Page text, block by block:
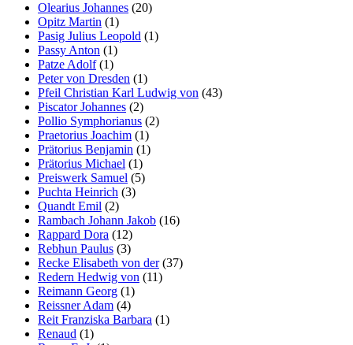
Olearius Johannes (20)
Opitz Martin (1)
Pasig Julius Leopold (1)
Passy Anton (1)
Patze Adolf(1)
Peter von Dresden (1)
Pfeil Christian Karl Ludwig von (43)
Piscator Johannes (2)
Pollio Symphorianus (2)
Praetorius Joachim (1)
Prätorius Benjamin (1)
Prätorius Michael (1)
Preiswerk Samuel (5)
Puchta Heinrich (3)
Quandt Emil (2)
Rambach Johann Jakob (16)
Rappard Dora (12)
Rebhun Paulus (3)
Recke Elisabeth von der(37)
Redern Hedwig von (11)
Reimann Georg (1)
Reissner Adam (4)
Reit Franziska Barbara (1)
Renaud (1)